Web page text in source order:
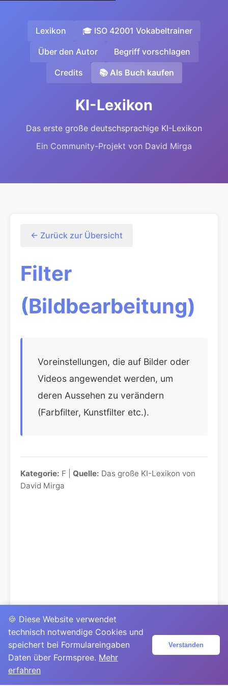
Lexikon 🎓 ISO 42001 Vokabeltrainer
Über den Autor Begriff vorschlagen
Credits 📚 Als Buch kaufen
KI-Lexikon
Das erste große deutschsprachige KI-Lexikon
Ein Community-Projekt von David Mirga
← Zurück zur Übersicht
Filter
(Bildbearbeitung)
Voreinstellungen, die auf Bilder oder
Videos angewendet werden, um
deren Aussehen zu verändern
(Farbfilter, Kunstfilter etc.).
Kategorie: F | Quelle: Das große KI-Lexikon von
David Mirga
🍪 Diese Website verwendet
technisch notwendige Cookies und
speichert bei Formulareingaben
Daten über Formspree. Mehr
erfahren
Verstanden